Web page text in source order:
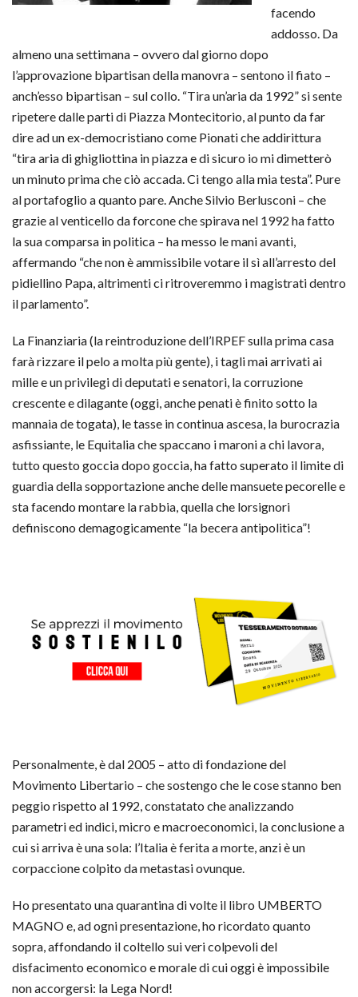
facendo
addosso. Da
almeno una settimana – ovvero dal giorno dopo
l’approvazione bipartisan della manovra – sentono il fiato –
anch’esso bipartisan – sul collo. “Tira un’aria da 1992” si sente
ripetere dalle parti di Piazza Montecitorio, al punto da far
dire ad un ex-democristiano come Pionati che addirittura
“tira aria di ghigliottina in piazza e di sicuro io mi dimetterò
un minuto prima che ciò accada. Ci tengo alla mia testa”. Pure
al portafoglio a quanto pare. Anche Silvio Berlusconi – che
grazie al venticello da forcone che spirava nel 1992 ha fatto
la sua comparsa in politica – ha messo le mani avanti,
affermando “che non è ammissibile votare il sì all’arresto del
pidiellino Papa, altrimenti ci ritroveremmo i magistrati dentro
il parlamento”.
La Finanziaria (la reintroduzione dell’IRPEF sulla prima casa
farà rizzare il pelo a molta più gente), i tagli mai arrivati ai
mille e un privilegi di deputati e senatori, la corruzione
crescente e dilagante (oggi, anche penati è finito sotto la
mannaia de togata), le tasse in continua ascesa, la burocrazia
asfissiante, le Equitalia che spaccano i maroni a chi lavora,
tutto questo goccia dopo goccia, ha fatto superato il limite di
guardia della sopportazione anche delle mansuete pecorelle e
sta facendo montare la rabbia, quella che lorsignori
definiscono demagogicamente “la becera antipolitica”!
Personalmente, è dal 2005 – atto di fondazione del
Movimento Libertario – che sostengo che le cose stanno ben
peggio rispetto al 1992, constatato che analizzando
parametri ed indici, micro e macroeconomici, la conclusione a
cui si arriva è una sola: l’Italia è ferita a morte, anzi è un
corpaccione colpito da metastasi ovunque.
Ho presentato una quarantina di volte il libro UMBERTO
MAGNO e, ad ogni presentazione, ho ricordato quanto
sopra, affondando il coltello sui veri colpevoli del
disfacimento economico e morale di cui oggi è impossibile
non accorgersi: la Lega Nord!